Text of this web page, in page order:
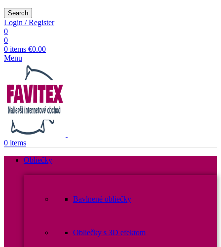
Search
Login / Register
0
0
0 items €0.00
Menu
0 items
Obliečky
Bavlnené obliečky
Obliečky s 3D efektom